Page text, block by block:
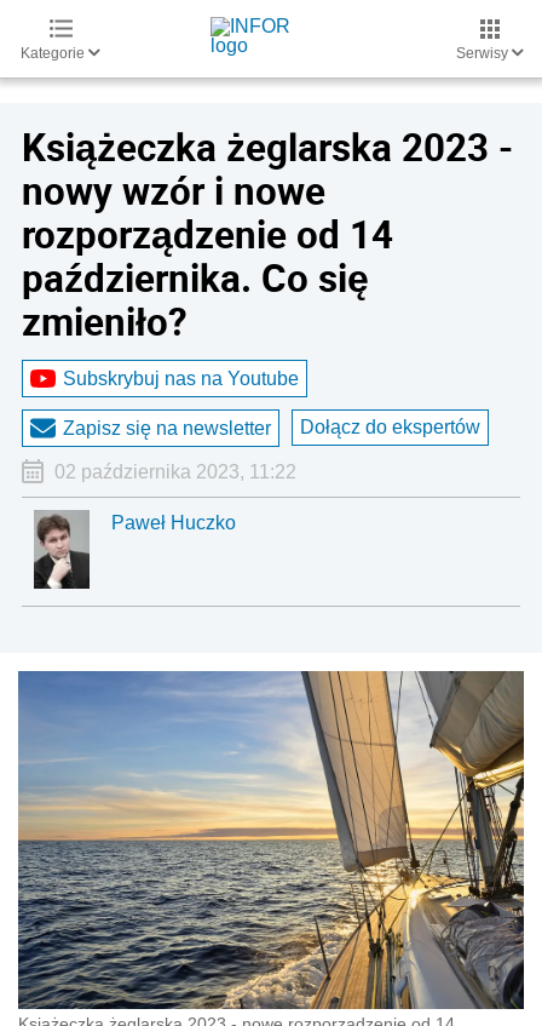
Kategorie Serwisy
Książeczka żeglarska 2023 -
nowy wzór i nowe
rozporządzenie od 14
października. Co się
zmieniło?
Subskrybuj nas na Youtube
Zapisz się na newsletter Dołącz do ekspertów
02 października 2023, 11:22
Paweł Huczko